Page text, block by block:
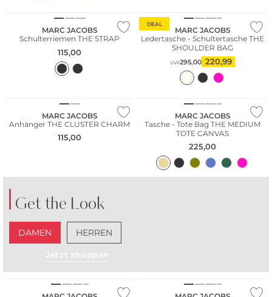
MARC JACOBS
Schulterriemen THE STRAP
115,00
DEAL
MARC JACOBS
Ledertasche - Schultertasche THE
SHOULDER BAG
UVP295,00 220,99
MARC JACOBS
Anhänger THE CLUSTER CHARM
115,00
MARC JACOBS
Tasche - Tote Bag THE MEDIUM
TOTE CANVAS
225,00
Get the Look
DAMEN HERREN
Jetzt shoppen